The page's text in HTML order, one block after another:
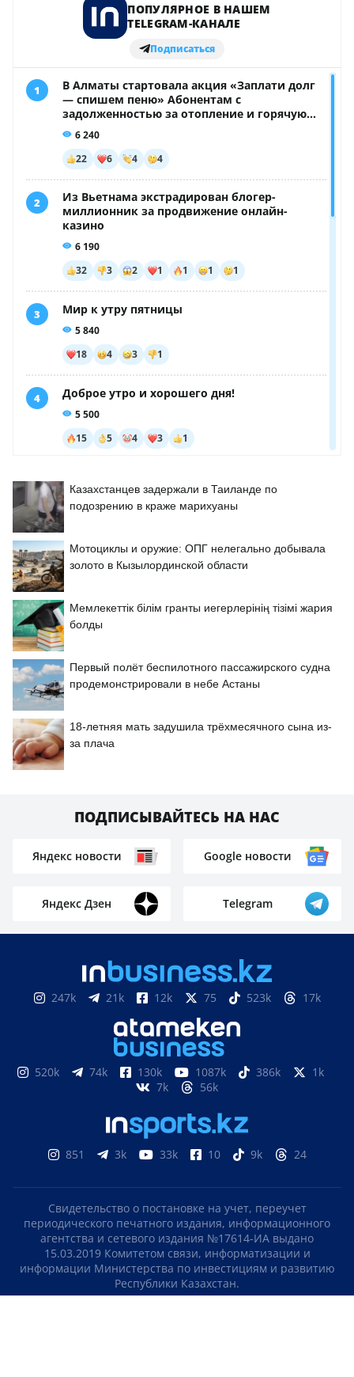
Казахстанцев задержали в Таиланде по
подозрению в краже марихуаны
Мотоциклы и оружие: ОПГ нелегально добывала
золото в Кызылординской области
Мемлекеттік білім гранты иегерлерінің тізімі жария
болды
Первый полёт беспилотного пассажирского судна
продемонстрировали в небе Астаны
18-летняя мать задушила трёхмесячного сына из-
за плача
ПОДПИСЫВАЙТЕСЬ НА НАС
Яндекс новости Google новости
Яндекс Дзен Telegram
247k 21k 12k 75 523k 17k
520k 74k 130k 1087k 386k
1k
7k
56k
851 3k 33k 10 9k 24
Свидетельство о постановке на учет, переучет
периодического печатного издания, информационного
агентства и сетевого издания №17614-ИА выдано
15.03.2019 Комитетом связи, информатизации и
информации Министерства по инвестициям и развитию
Республики Казахстан.